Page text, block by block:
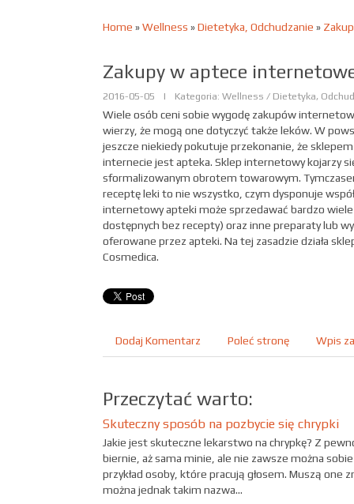
Home »Wellness »Dietetyka, Odchudzanie »
Zakupy w aptece
2016-05-05 | Kategoria: Wellness / Dietetyka,
Wiele osób ceni sobie wygodę zakupów
wierzy, że mogą one dotyczyć także leków. W
jeszcze niekiedy pokutuje przekonanie, że
internecie jest apteka. Sklep internetowy kojarzy
sformalizowanym obrotem towarowym.
receptę leki to nie wszystko, czym dysponuje
internetowy apteki może sprzedawać bardzo wiele
dostępnych bez recepty) oraz inne preparaty lub
oferowane przez apteki. Na tej zasadzie działa
Cosmedica.
Dodaj Komentarz Poleć stronę Wpis
Przeczytać warto:
Skuteczny sposób na pozbycie się chrypki
Jakie jest skuteczne lekarstwo na chrypkę? Z
biernie, aż sama minie, ale nie zawsze można
przykład osoby, które pracują głosem. Muszą one
można jednak takim nazwa...